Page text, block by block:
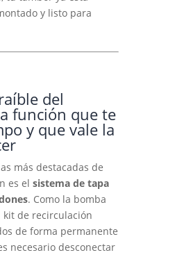
y listo para
del
función que te
y que vale la
más destacadas de
es el sistema de tapa
. Como la bomba
kit de recirculación
de forma permanente
necesario desconectar